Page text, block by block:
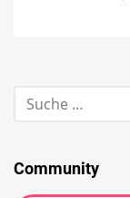
Community